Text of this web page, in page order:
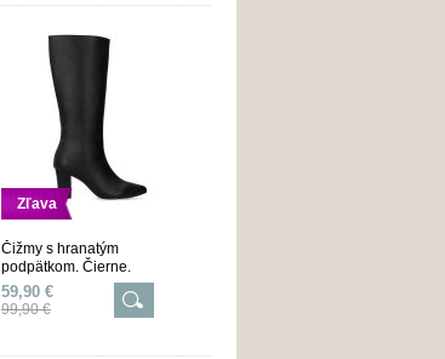
Zľava
Čižmy s hranatým
podpätkom. Čierne.
59,90 €
99,90 €